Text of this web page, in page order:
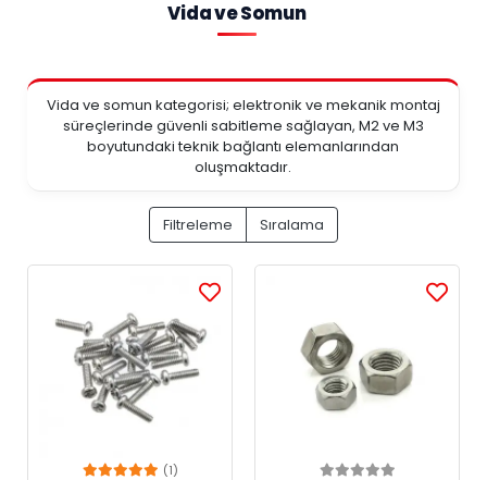
Vida ve Somun
Vida ve somun kategorisi; elektronik ve mekanik montaj
süreçlerinde güvenli sabitleme sağlayan, M2 ve M3
boyutundaki teknik bağlantı elemanlarından
oluşmaktadır.
Filtreleme Sıralama
(1)